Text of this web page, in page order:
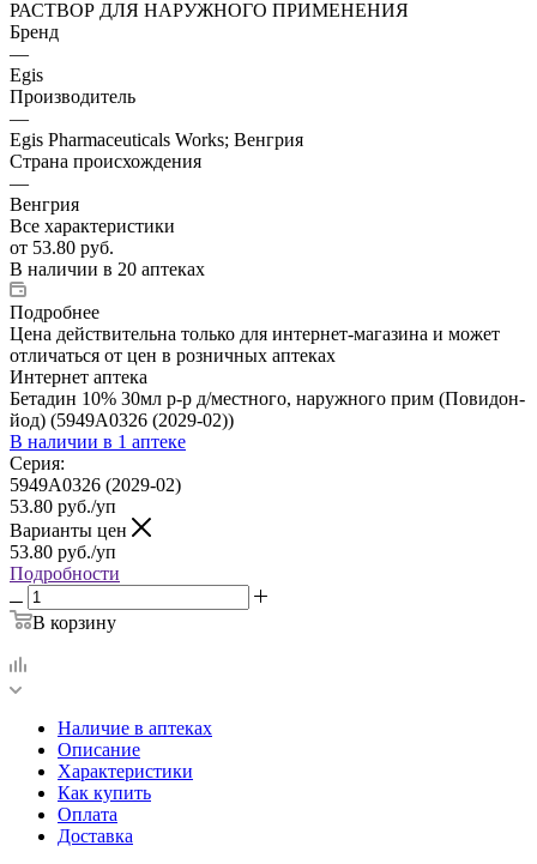
РАСТВОР ДЛЯ НАРУЖНОГО ПРИМЕНЕНИЯ
Бренд
—
Egis
Производитель
—
Egis Pharmaceuticals Works; Венгрия
Страна происхождения
—
Венгрия
Все характеристики
от 53.80 руб.
В наличии в 20 аптеках
Подробнее
Цена действительна только для интернет-магазина и может
отличаться от цен в розничных аптеках
Интернет аптека
Бетадин 10% 30мл р-р д/местного, наружного прим (Повидон-
йод) (5949A0326 (2029-02))
В наличии в 1 аптеке
Серия:
5949A0326 (2029-02)
53.80 руб./уп
Варианты цен
53.80 руб./уп
Подробности
В корзину
Наличие в аптеках
Описание
Характеристики
Как купить
Оплата
Доставка